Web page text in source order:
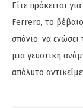
Είτε πρόκειται
Ferrero, το
σπάνιο: να ενώσει
μια γευστική
απόλυτο